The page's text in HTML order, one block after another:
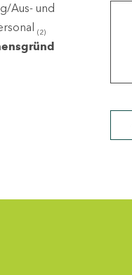
Aus- und
(2)